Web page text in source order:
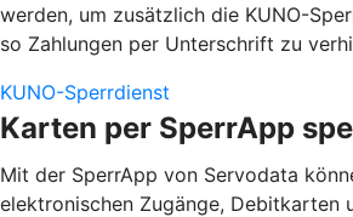
werden, um zusätzlich die KUNO-
so Zahlungen per Unterschrift zu
KUNO-Sperrdienst
Karten per SperrApp
Mit der SperrApp von Servodata
elektronischen Zugänge, Debitkarten